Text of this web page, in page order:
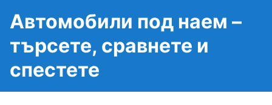
Автомобили под наем –
търсете, сравнете и
спестете